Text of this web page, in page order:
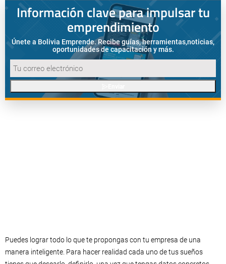
Información clave para impulsar tu
emprendimiento
Únete a Bolivia Emprende. Recibe guías, herramientas,noticias,
oportunidades de capacitación y más.
Puedes lograr todo lo que te propongas con tu empresa de una
manera inteligente. Para hacer realidad cada uno de tus sueños